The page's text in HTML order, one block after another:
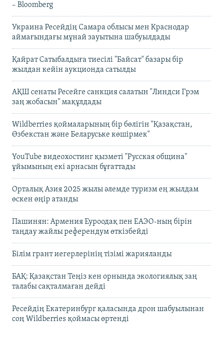
– Bloomberg
Украина Ресейдің Самара облысы мен Краснодар
аймағындағы мұнай зауытына шабуылдады
Қайрат Сатыбалдыға тиесілі "Байсат" базары бір
жылдан кейін аукционда сатылды
АҚШ сенаты Ресейге санкция салатын "Линдси Грэм
заң жобасын" мақұлдады
Wildberries қоймаларының бір бөлігін "Қазақстан,
Өзбекстан және Беларуське көшірмек"
YouTube видеохостинг қызметі "Русская община"
ұйымының екі арнасын бұғаттады
Орталық Азия 2025 жылы әлемде туризм ең жылдам
өскен өңір атанды
Пашинян: Армения Еуроодақ пен ЕАЭО-ның бірін
таңдау жайлы референдум өткізбейді
Білім грант иегерлерінің тізімі жарияланды
БАҚ: Қазақстан Теңіз кен орнында экологиялық заң
талабы сақталмаған дейді
Ресейдің Екатеринбург қаласында дрон шабуылынан
соң Wildberries қоймасы өртенді